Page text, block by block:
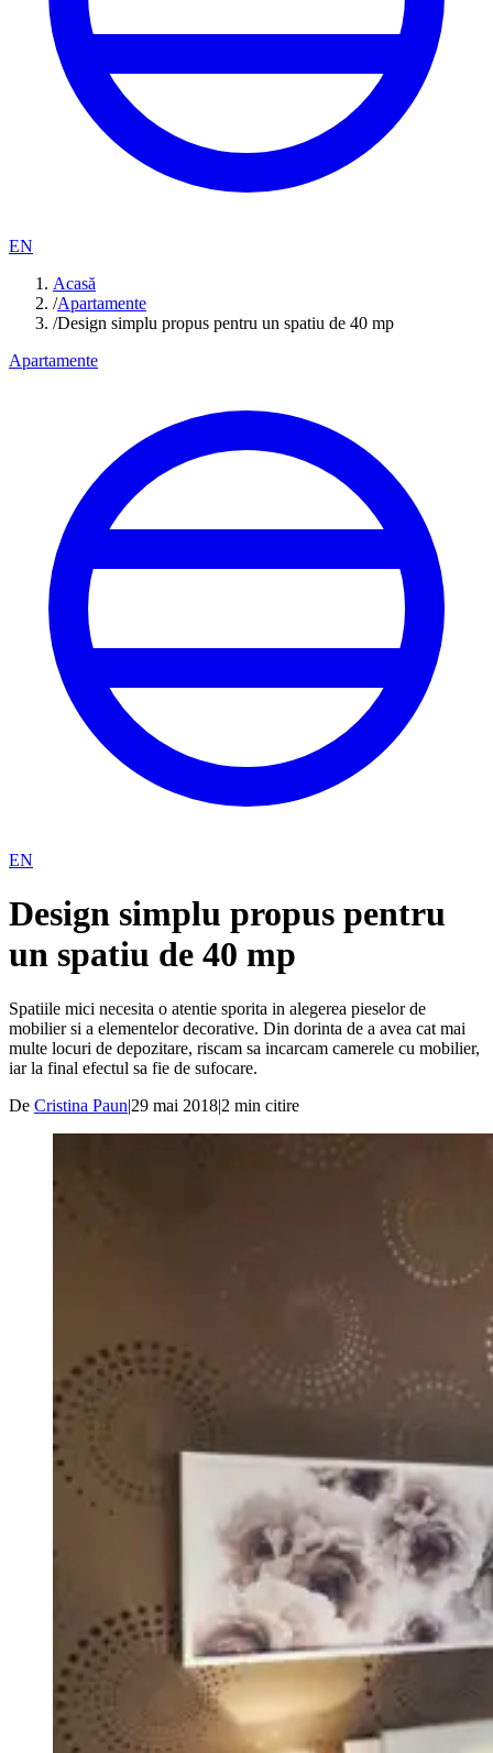
EN
Acasă
/Apartamente
/Design simplu propus pentru un spatiu de 40 mp
Apartamente
EN
Design simplu propus pentru
un spatiu de 40 mp
Spatiile mici necesita o atentie sporita in alegerea pieselor de
mobilier si a elementelor decorative. Din dorinta de a avea cat mai
multe locuri de depozitare, riscam sa incarcam camerele cu mobilier,
iar la final efectul sa fie de sufocare.
De Cristina Paun|29 mai 2018|2 min citire